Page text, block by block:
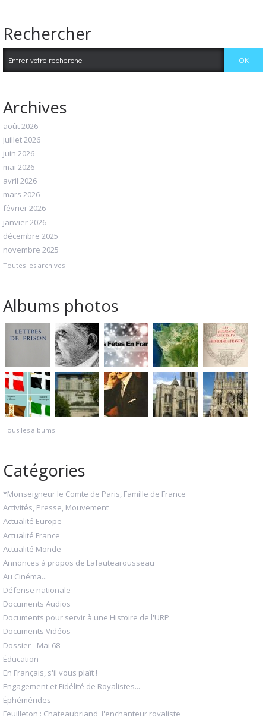
Rechercher
Archives
août 2026
juillet 2026
juin 2026
mai 2026
avril 2026
mars 2026
février 2026
janvier 2026
décembre 2025
novembre 2025
Toutes les archives
Albums photos
Tous les albums
Catégories
*Monseigneur le Comte de Paris, Famille de France
Activités, Presse, Mouvement
Actualité Europe
Actualité France
Actualité Monde
Annonces à propos de Lafautearousseau
Au Cinéma...
Défense nationale
Documents Audios
Documents pour servir à une Histoire de l'URP
Documents Vidéos
Dossier - Mai 68
Éducation
En Français, s'il vous plaît !
Engagement et Fidélité de Royalistes...
Éphémérides
Feuilleton : Chateaubriand, l'enchanteur royaliste